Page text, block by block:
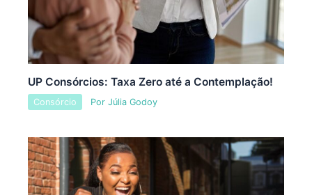
UP Consórcios: Taxa Zero até a Contemplação!
Consórcio Por Júlia Godoy